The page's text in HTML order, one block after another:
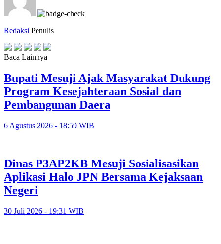
Redaksi Penulis
Baca Lainnya
Bupati Mesuji Ajak Masyarakat Dukung
Program Kesejahteraan Sosial dan
Pembangunan Daera
6 Agustus 2026 - 18:59 WIB
Dinas P3AP2KB Mesuji Sosialisasikan
Aplikasi Halo JPN Bersama Kejaksaan
Negeri
30 Juli 2026 - 19:31 WIB